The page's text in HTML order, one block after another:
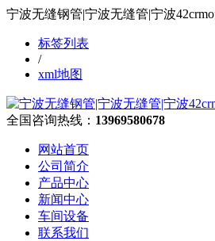
宁波无缝钢管|宁波无缝管|宁波
标签列表
/
xml地图
全国咨询热线： 13969580678
网站首页
公司简介
产品中心
新闻中心
车间设备
联系我们